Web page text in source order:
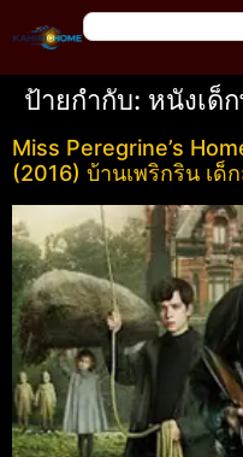
ป้ายกำกับ: หนังเด็
Miss Peregrine’s
(2016) บ้านเพริกริน เด็